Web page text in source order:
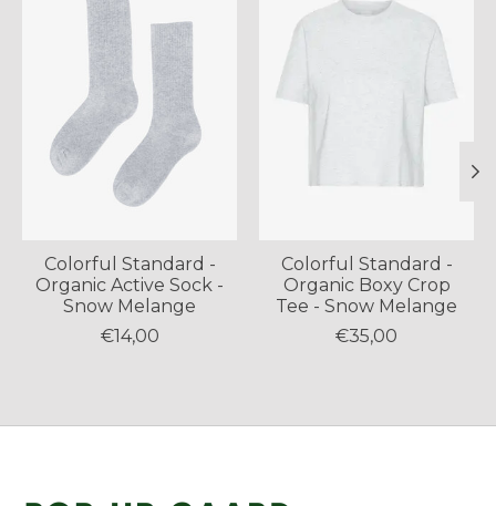
Colorful Standard -
Organic Active Sock -
Snow Melange
€14,00
Colorful Standard -
Organic Boxy Crop
Tee - Snow Melange
€35,00